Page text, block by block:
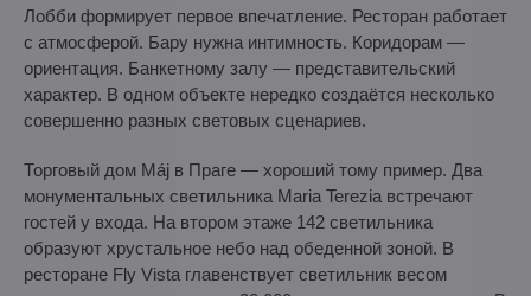
Лобби формирует первое впечатление. Ресторан работает
с атмосферой. Бару нужна интимность. Коридорам —
ориентация. Банкетному залу — представительский
характер. В одном объекте нередко создаётся несколько
совершенно разных световых сценариев.
Торговый дом Máj в Праге — хороший тому пример. Два
монументальных светильника Maria Terezia встречают
гостей у входа. На втором этаже 142 светильника
образуют хрустальное небо над обеденной зоной. В
ресторане Fly Vista главенствует светильник весом